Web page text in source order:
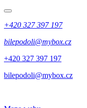
+420 327 397 197
bilepodoli@mybox.cz
+420 327 397 197
bilepodoli@mybox.cz